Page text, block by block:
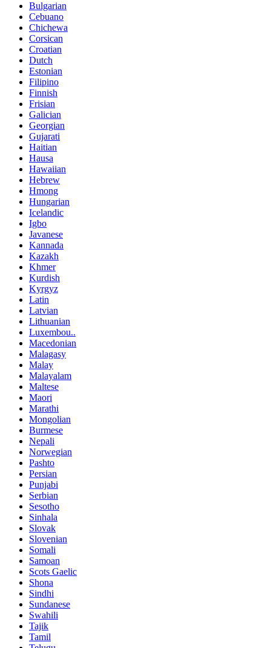
Bulgarian
Cebuano
Chichewa
Corsican
Croatian
Dutch
Estonian
Filipino
Finnish
Frisian
Galician
Georgian
Gujarati
Haitian
Hausa
Hawaiian
Hebrew
Hmong
Hungarian
Icelandic
Igbo
Javanese
Kannada
Kazakh
Khmer
Kurdish
Kyrgyz
Latin
Latvian
Lithuanian
Luxembou..
Macedonian
Malagasy
Malay
Malayalam
Maltese
Maori
Marathi
Mongolian
Burmese
Nepali
Norwegian
Pashto
Persian
Punjabi
Serbian
Sesotho
Sinhala
Slovak
Slovenian
Somali
Samoan
Scots Gaelic
Shona
Sindhi
Sundanese
Swahili
Tajik
Tamil